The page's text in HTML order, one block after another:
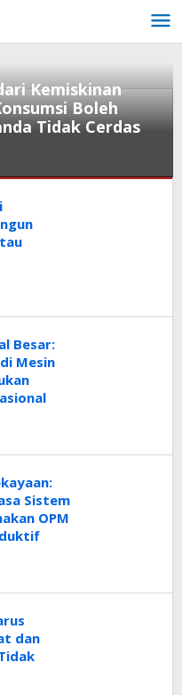
Kemiskinan
Boleh
Tidak Cerdas
Besar:
Mesin
Sistem
OPM
dan